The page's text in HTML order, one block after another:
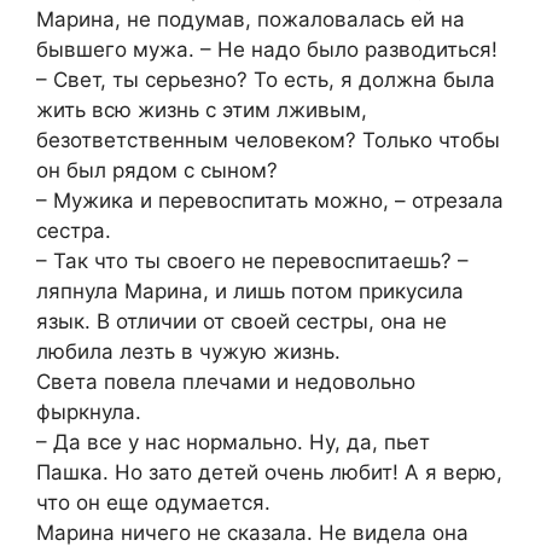
Марина, не подумав, пожаловалась ей на
бывшего мужа. – Не надо было разводиться!
– Свет, ты серьезно? То есть, я должна была
жить всю жизнь с этим лживым,
безответственным человеком? Только чтобы
он был рядом с сыном?
– Мужика и перевоспитать можно, – отрезала
сестра.
– Так что ты своего не перевоспитаешь? –
ляпнула Марина, и лишь потом прикусила
язык. В отличии от своей сестры, она не
любила лезть в чужую жизнь.
Света повела плечами и недовольно
фыркнула.
– Да все у нас нормально. Ну, да, пьет
Пашка. Но зато детей очень любит! А я верю,
что он еще одумается.
Марина ничего не сказала. Не видела она